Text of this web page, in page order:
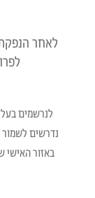
לאחר
לנרשמים
נדרשים
באזור